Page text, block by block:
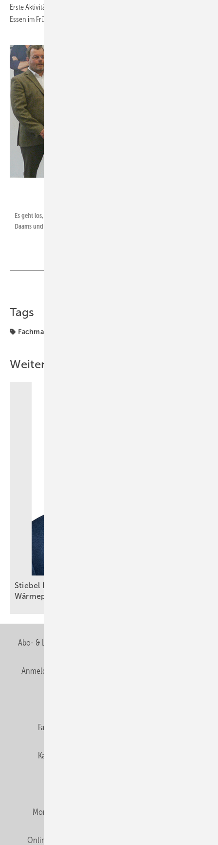
Erste Aktivitäten und Informationen hierzu sind zur Fachmesse SHK
Essen im Frühjahr 2018 geplant.
Es geht los, zufriedene Gesichter in Köln (v. r.): Jörg Wermes, Natascha
Daams und Herbert Schumacher.
Tags
Fachmann
Weitere Inhalte
Stiebel Eltron: Selbstbewusster Auftritt trotz
Wärmepumpenkrise
Abo- & Leserservice
Anmelden
Fachbeiträge
Karriere bei Gentner
Montagezeiten Heizung
Online Mediadaten